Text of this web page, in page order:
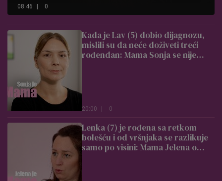
08:46 0
Kada je Lav (5) dobio dijagnozu,
mislili su da neće doživeti treći
rođendan: Mama Sonja se nije
20:00 0
Lenka (7) je rođena sa retkom
bolešću i od vršnjaka se razlikuje
samo po visini: Mama Jelena o